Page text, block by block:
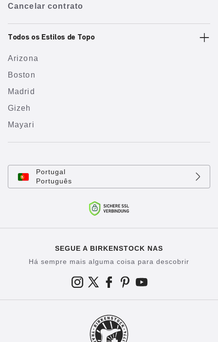
Cancelar contrato
Todos os Estilos de Topo
Arizona
Boston
Madrid
Gizeh
Mayari
Portugal
Português
SEGUE A BIRKENSTOCK NAS
Há sempre mais alguma coisa para descobrir